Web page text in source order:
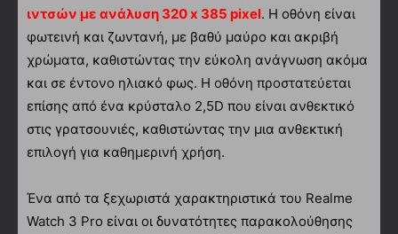
ιντσών με ανάλυση 320 x 385 pixel. Η οθόνη είναι
φωτεινή και ζωντανή, με βαθύ μαύρο και ακριβή
χρώματα, καθιστώντας την εύκολη ανάγνωση ακόμα
και σε έντονο ηλιακό φως. Η οθόνη προστατεύεται
επίσης από ένα κρύσταλο 2,5D που είναι ανθεκτικό
στις γρατσουνιές, καθιστώντας την μια ανθεκτική
επιλογή για καθημερινή χρήση.
Ένα από τα ξεχωριστά χαρακτηριστικά του Realme
Watch 3 Pro είναι οι δυνατότητες παρακολούθησης